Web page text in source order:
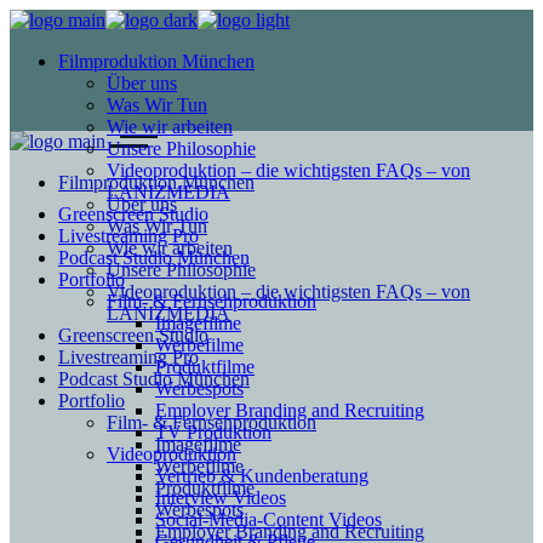
Filmproduktion München
Über uns
Was Wir Tun
Wie wir arbeiten
Unsere Philosophie
Videoproduktion – die wichtigsten FAQs – von
LANIZMEDIA
Greenscreen Studio
Livestreaming Pro
Podcast Studio München
Portfolio
Film- & Fernsehproduktion
Imagefilme
Werbefilme
Produktfilme
Werbespots
Employer Branding and Recruiting
TV Produktion
Videoproduktion
Vertrieb & Kundenberatung
Interview Videos
Social-Media-Content Videos
Filmproduktion München
Über uns
Was Wir Tun
Wie wir arbeiten
Unsere Philosophie
Videoproduktion – die wichtigsten FAQs – von
LANIZMEDIA
Greenscreen Studio
Livestreaming Pro
Podcast Studio München
Portfolio
Film- & Fernsehproduktion
Imagefilme
Werbefilme
Produktfilme
Werbespots
Employer Branding and Recruiting